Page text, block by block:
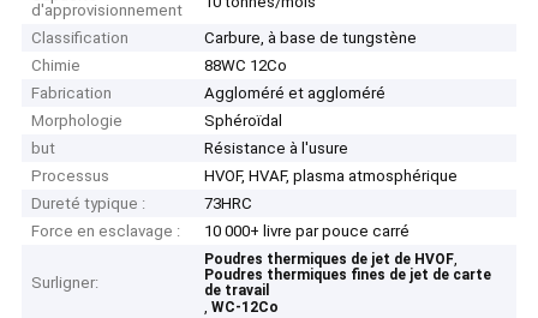
d'approvisionnement
Classification
Carbure, à base de tungstène
Chimie
88WC 12Co
Fabrication
Aggloméré et aggloméré
Morphologie
Sphéroïdal
but
Résistance à l'usure
Processus
HVOF, HVAF, plasma atmosphérique
Dureté typique :
73HRC
Force en esclavage :
10 000+ livre par pouce carré
Surligner:
Poudres thermiques de jet de HVOF,
Poudres thermiques fines de jet de carte
de travail
,WC-12Co